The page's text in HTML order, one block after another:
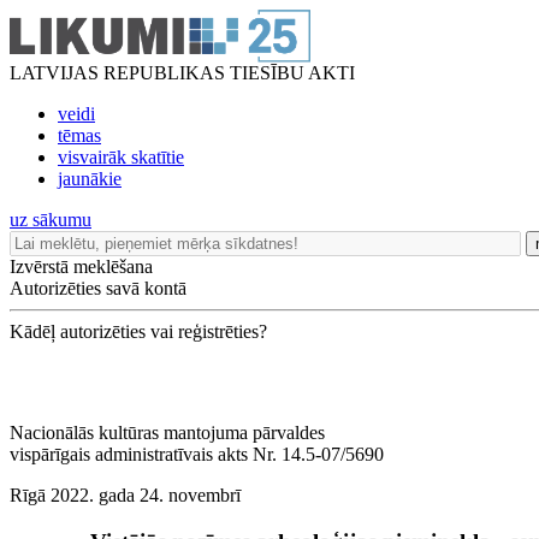
LATVIJAS REPUBLIKAS TIESĪBU AKTI
veidi
tēmas
visvairāk skatītie
jaunākie
uz sākumu
Izvērstā meklēšana
Autorizēties savā kontā
Kādēļ autorizēties vai reģistrēties?
Nacionālās kultūras mantojuma pārvaldes
vispārīgais administratīvais akts Nr. 14.5-07/5690
Rīgā 2022. gada 24. novembrī